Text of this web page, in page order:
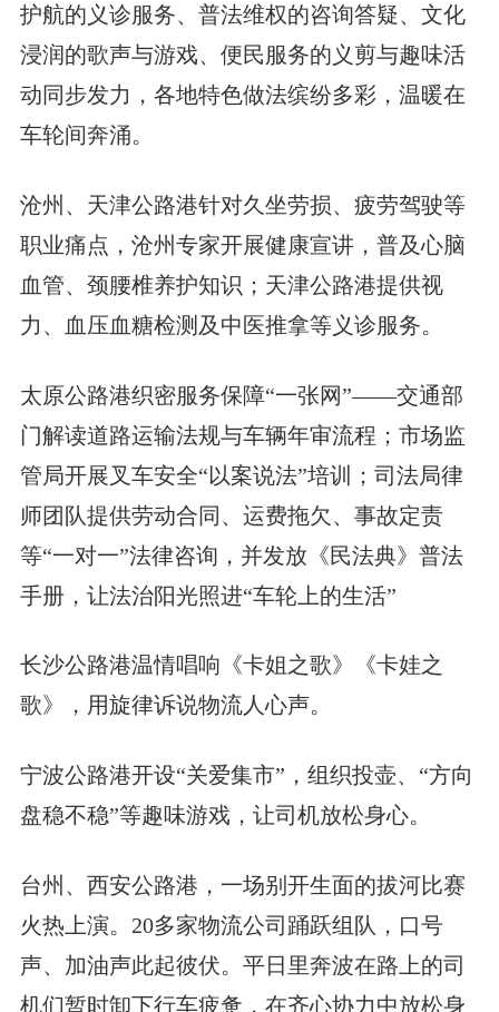
护航的义诊服务、普法维权的咨询答疑、文化
浸润的歌声与游戏、便民服务的义剪与趣味活
动同步发力，各地特色做法缤纷多彩，温暖在
车轮间奔涌。
沧州、天津公路港针对久坐劳损、疲劳驾驶等
职业痛点，沧州专家开展健康宣讲，普及心脑
血管、颈腰椎养护知识；天津公路港提供视
力、血压血糖检测及中医推拿等义诊服务。
太原公路港织密服务保障“一张网”——交通部
门解读道路运输法规与车辆年审流程；市场监
管局开展叉车安全“以案说法”培训；司法局律
师团队提供劳动合同、运费拖欠、事故定责
等“一对一”法律咨询，并发放《民法典》普法
手册，让法治阳光照进“车轮上的生活”
长沙公路港温情唱响《卡姐之歌》《卡娃之
歌》，用旋律诉说物流人心声。
宁波公路港开设“关爱集市”，组织投壶、“方向
盘稳不稳”等趣味游戏，让司机放松身心。
台州、西安公路港，一场别开生面的拔河比赛
火热上演。20多家物流公司踊跃组队，口号
声、加油声此起彼伏。平日里奔波在路上的司
机们暂时卸下行车疲惫，在齐心协力中放松身